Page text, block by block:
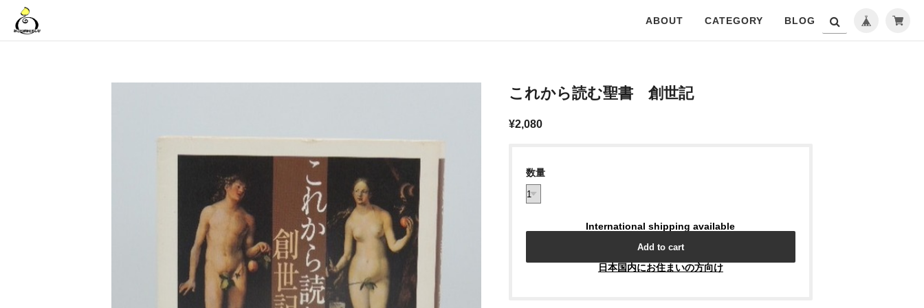
ABOUT CATEGORY BLOG
これから読む聖書 創世記
¥2,080
数量
International shipping available
Add to cart
日本国内にお住まいの方向け